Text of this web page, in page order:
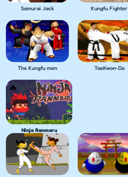
Samurai Jack Kungfu Fighter
The Kungfu men TaeKwon-Do
Ninja Ranmaru